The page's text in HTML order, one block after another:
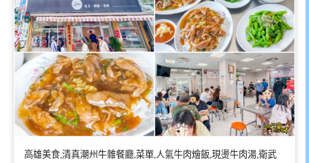
高雄美食,清真潮州牛雜餐廳,菜單,人氣牛肉燴飯,現燙牛肉湯,衛武